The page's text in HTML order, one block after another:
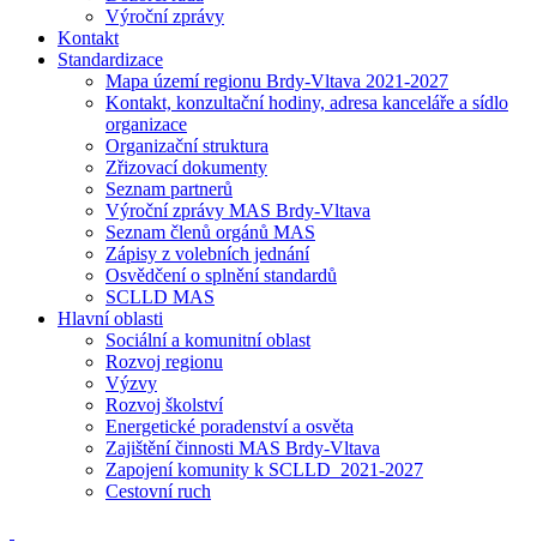
Výroční zprávy
Kontakt
Standardizace
Mapa území regionu Brdy-Vltava 2021-2027
Kontakt, konzultační hodiny, adresa kanceláře a sídlo
organizace
Organizační struktura
Zřizovací dokumenty
Seznam partnerů
Výroční zprávy MAS Brdy-Vltava
Seznam členů orgánů MAS
Zápisy z volebních jednání
Osvědčení o splnění standardů
SCLLD MAS
Hlavní oblasti
Sociální a komunitní oblast
Rozvoj regionu
Výzvy
Rozvoj školství
Energetické poradenství a osvěta
Zajištění činnosti MAS Brdy-Vltava
Zapojení komunity k SCLLD_2021-2027
Cestovní ruch